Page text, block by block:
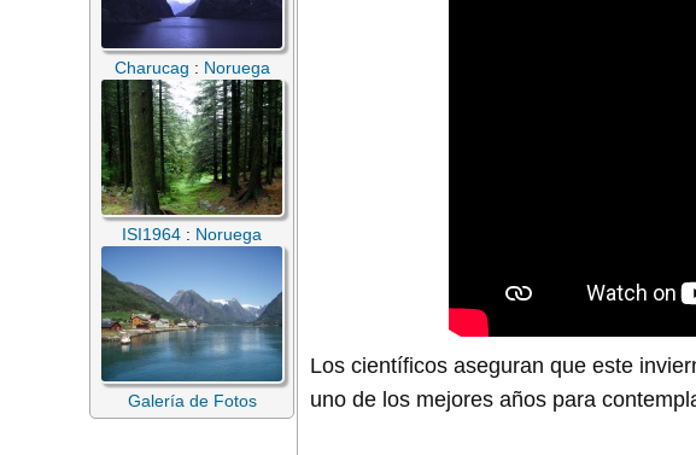
Charucag : Noruega
ISI1964 : Noruega
Galería de Fotos
Los científicos aseguran que este
uno de los mejores años para